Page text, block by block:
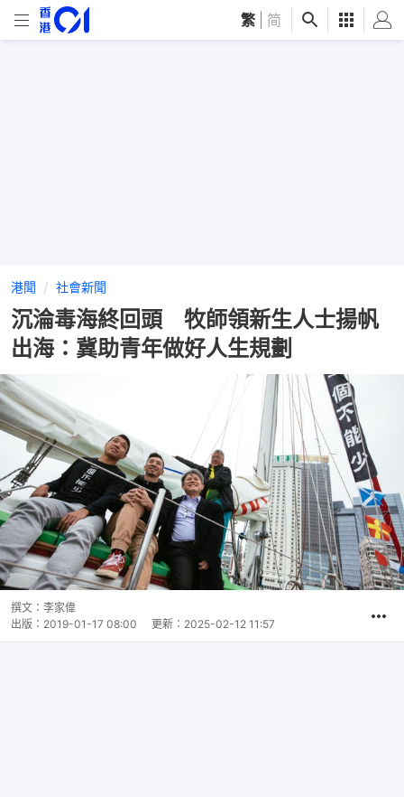
繁 简
港聞 社會新聞
沉淪毒海終回頭 牧師領新生人士揚帆
出海：冀助青年做好人生規劃
撰文： 李家偉
出版： 2019-01-17 08:00 更新： 2025-02-12 11:57